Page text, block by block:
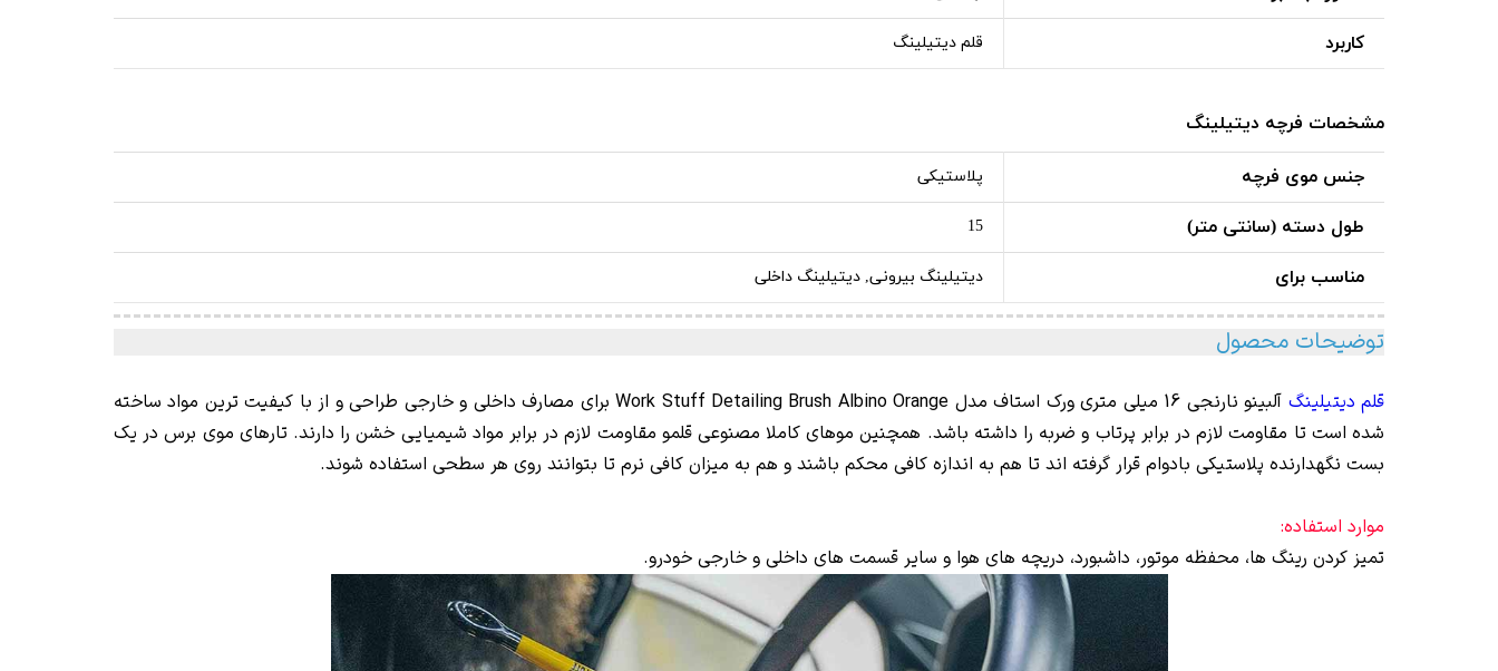
کاربرد قلم دیتیلینگ
مشخصات فرچه دیتیلینگ
جنس موی فرچه پلاستیکی
طول دسته (سانتی متر) 15
مناسب برای دیتیلینگ بیرونی, دیتیلینگ داخلی
توضیحات محصول
قلم دیتیلینگ آلبینو نارنجی 16 میلی متری ورک استاف مدل Work Stuff Detailing Brush Albino
Orange برای مصارف داخلی و خارجی طراحی و از با کیفیت ترین مواد ساخته
شده است تا مقاومت لازم در برابر پرتاب و ضربه را داشته باشد. همچنین موهای کاملا مصنوعی قلمو مقاومت لازم در برابر مواد شیمیایی خشن را دارند. تارهای موی برس در یک
بست نگهدارنده پلاستیکی بادوام قرار گرفته اند تا هم به اندازه کافی محکم باشند و هم به میزان کافی نرم تا بتوانند روی هر سطحی استفاده شوند.
موارد استفاده:
تمیز کردن رینگ ها، محفظه موتور، داشبورد، دریچه های هوا و سایر قسمت های داخلی و خارجی خودرو.